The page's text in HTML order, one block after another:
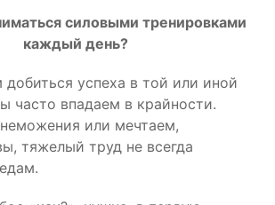
силовыми тренировками
каждый день?
успеха в той или иной
часто впадаем в крайности.
или мечтаем,
тяжелый труд не всегда